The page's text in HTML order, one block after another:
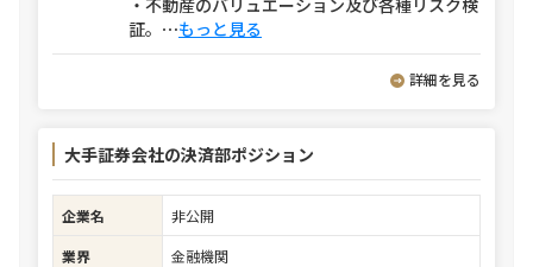
・不動産のバリュエーション及び各種リスク検
証。 ⋯もっと見る
詳細を見る
大手証券会社の決済部ポジション
企業名
非公開
業界
金融機関